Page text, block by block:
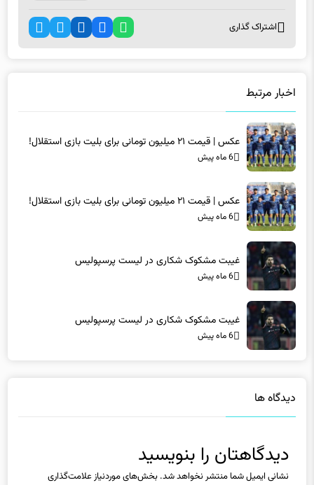
اشتراک گذاری
اخبار مرتبط
عکس | قیمت ۲۱ میلیون تومانی برای بلیت بازی استقلال!
6 ماه پیش
عکس | قیمت ۲۱ میلیون تومانی برای بلیت بازی استقلال!
6 ماه پیش
غیبت مشکوک شکاری در لیست پرسپولیس
6 ماه پیش
غیبت مشکوک شکاری در لیست پرسپولیس
6 ماه پیش
دیدگاه ها
دیدگاهتان را بنویسید
نشانی ایمیل شما منتشر نخواهد شد. بخش‌های موردنیاز علامت‌گذاری